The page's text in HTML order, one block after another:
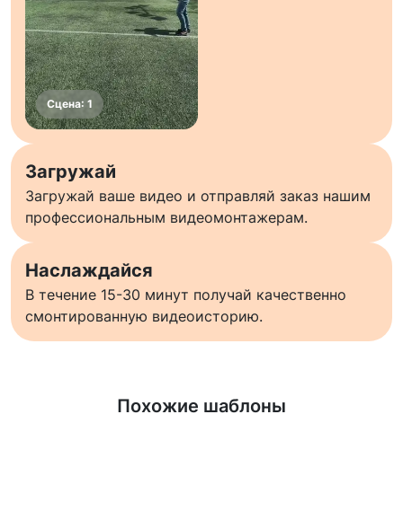
Загружай
Загружай ваше видео и отправляй заказ нашим
профессиональным видеомонтажерам.
Наслаждайся
В течение 15-30 минут получай качественно
смонтированную видеоисторию.
Похожие шаблоны
Узнать больше